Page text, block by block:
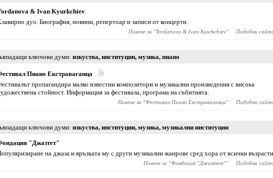
& Ivan Kyurkchiev
дуо. Биография, новини, репертоар и записи от концерти.
Повече за "Yordanova & Ivan Kyurkchiev" Подобни
ключови думи изкуства, институции, музика, пиано
Пиано Екстраваганца
пропагандира малко известни композитори и музикални произведения с висока
стойност. Информация за фестивала, програма на събитията.
Повече за "Фестивал Пиано Екстраваганца" Подобни
ключови думи изкуства, институции, музика, музикални институции
"Джазтет"
на джаза и връзката му с други музикални жанрове сред хора от всички
Повече за "Фондация "Джазтет"" Подобни